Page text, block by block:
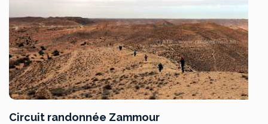
Circuit randonnée Zammour